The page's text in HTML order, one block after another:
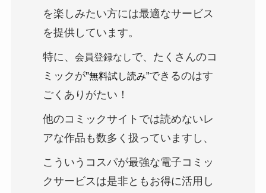
を楽しみたい方には最適なサービス
を提供しています。
特に、 会員登録なしで、たくさんのコ
ミックが”無料試し読み”できるのはす
ごくありがたい！
他のコミックサイトでは読めないレ
アな作品も数多く扱っていますし、
こういうコスパが最強な電子コミッ
クサービスは是非ともお得に活用し